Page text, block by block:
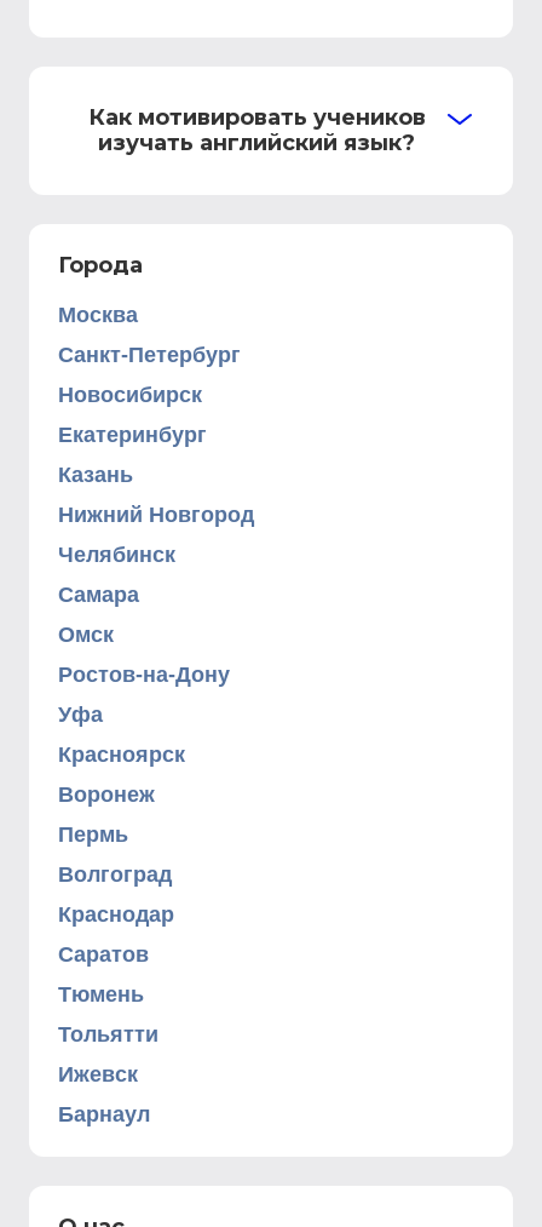
Как мотивировать учеников
изучать английский язык?
Города
Москва
Санкт-Петербург
Новосибирск
Екатеринбург
Казань
Нижний Новгород
Челябинск
Самара
Омск
Ростов-на-Дону
Уфа
Красноярск
Воронеж
Пермь
Волгоград
Краснодар
Саратов
Тюмень
Тольятти
Ижевск
Барнаул